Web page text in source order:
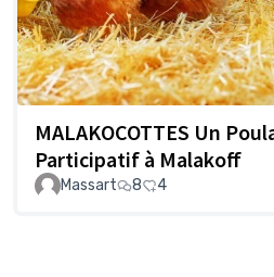
MALAKOCOTTES Un
Participatif à Malakoff
Massart 8 4